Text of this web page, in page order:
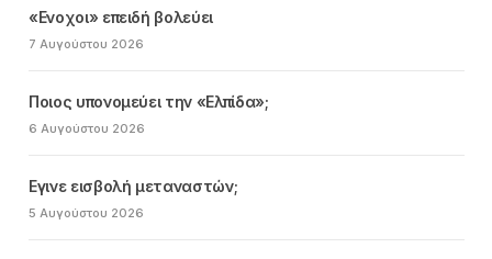
«Ενοχοι» επειδή βολεύει
7 Αυγούστου 2026
Ποιος υπονομεύει την «Ελπίδα»;
6 Αυγούστου 2026
Εγινε εισβολή μεταναστών;
5 Αυγούστου 2026